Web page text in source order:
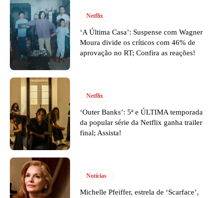
Netflix
‘A Última Casa’: Suspense com Wagner
Moura divide os críticos com 46% de
aprovação no RT; Confira as reações!
Netflix
‘Outer Banks’: 5ª e ÚLTIMA temporada
da popular série da Netflix ganha trailer
final; Assista!
Notícias
Michelle Pfeiffer, estrela de ‘Scarface’,